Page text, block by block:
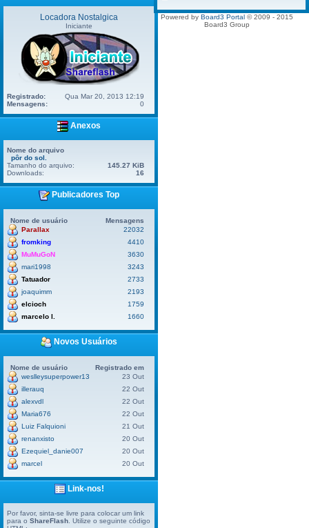
Locadora Nostalgica
Iniciante
Registrado:
Qua Mar 20, 2013 12:19
Mensagens:
0
Anexos
Nome do arquivo
pôr do sol.
Tamanho do arquivo:
145.27 KiB
Downloads:
16
Publicadores Top
Nome de usuário
Mensagens
Parallax
22032
fromking
4410
MuMuGoN
3630
mari1998
3243
Tatuador
2733
joaquimm
2193
elcioch
1759
marcelo l.
1660
Novos Usuários
Nome de usuário
Registrado em
weslleysuperpower13
23 Out
illerauq
22 Out
alexvdl
22 Out
Maria676
22 Out
Luiz Falquioni
21 Out
renanxisto
20 Out
Ezequiel_danie007
20 Out
marcel
20 Out
Link-nos!
Por favor, sinta-se livre para colocar um link
para o ShareFlash. Utilize o seguinte código
Powered by Board3 Portal © 2009 - 2015
Board3 Group